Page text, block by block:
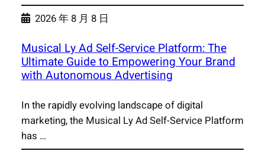
2026 年 8 月 8 日
Musical Ly Ad Self-Service Platform: The
Ultimate Guide to Empowering Your Brand
with Autonomous Advertising
In the rapidly evolving landscape of digital
marketing, the Musical Ly Ad Self-Service Platform
has …